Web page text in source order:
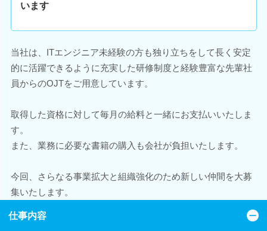
います
当社は、ITエンジニア未経験の方も独り立ちをして長く安定
的に活躍できるように充実した研修制度と経験豊富な先輩社
員からのOJTをご用意しています。
取得した資格に対して毎月の給料と一緒にお支払いいたしま
す。
また、業務に必要な書籍の購入も会社が負担いたします。
今回、さらなる事業拡大と組織強化のため新しい仲間を大募
集いたします。
仕事内容